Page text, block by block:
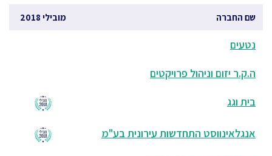
שם החברה מובילי 2018
נטעים
ה.ק.ר יזום וניהול פרויקטים
בית וגג
אנגלאינווסט התחדשות עירונית בע"מ